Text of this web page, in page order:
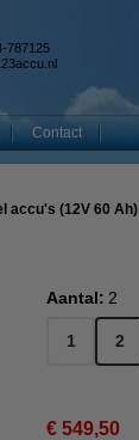
787125
Contact
accu's (12V 60 Ah)
Aantal: 2
1 2
€ 549,50